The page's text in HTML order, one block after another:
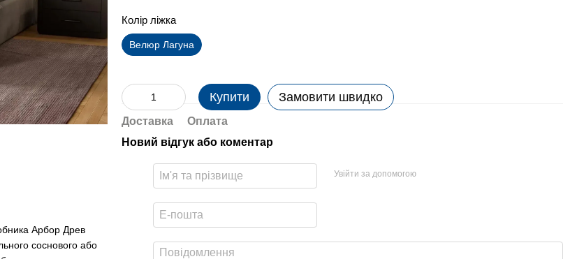
Арбор Древ
соснового або
Колір ліжка
Велюр Лагуна
Купити Замовити швидко
Доставка
Оплата
Новий відгук або коментар
Увійти за допомогою